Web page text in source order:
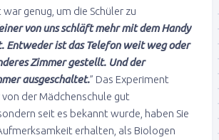
genug, um die Schüler zu
von uns schläft mehr mit dem Handy
Entweder ist das Telefon weit weg oder
Zimmer gestellt. Und der
ausgeschaltet.” Das Experiment
der Mädchenschule gut
seit es bekannt wurde, haben Sie
erhalten, als Biologen